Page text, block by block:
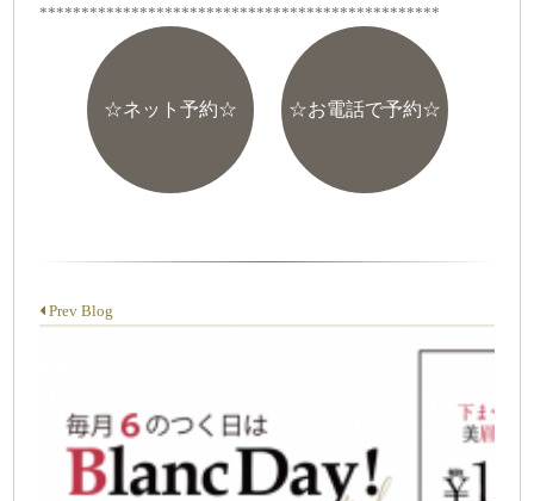
************************************************
☆ネット予約☆ ☆お電話で予約☆
Prev Blog